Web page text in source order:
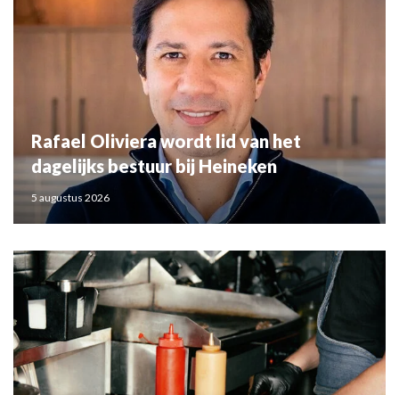
Rafael Oliviera wordt lid van het
dagelijks bestuur bij Heineken
5 augustus 2026